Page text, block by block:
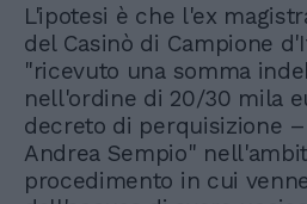
L'ipotesi è che l'ex
del Casinò di Campione
"ricevuto una somma
nell'ordine di 20/30 mila
decreto di perquisizione
Andrea Sempio"
procedimento in cui